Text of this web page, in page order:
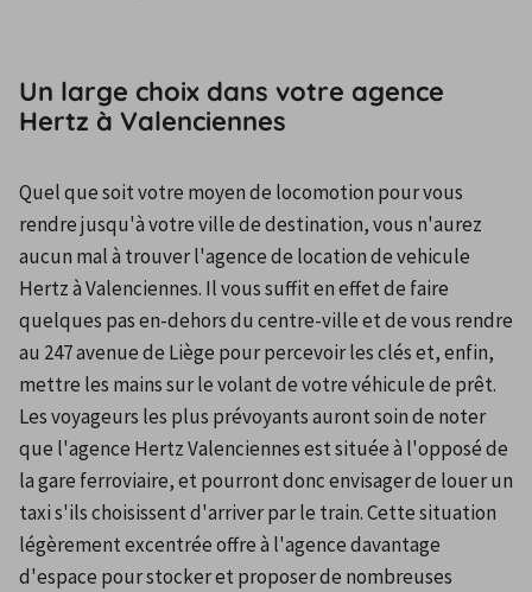
Un large choix dans votre agence
Hertz à Valenciennes
Quel que soit votre moyen de locomotion pour vous
rendre jusqu'à votre ville de destination, vous n'aurez
aucun mal à trouver l'agence de location de vehicule
Hertz à Valenciennes. Il vous suffit en effet de faire
quelques pas en-dehors du centre-ville et de vous rendre
au 247 avenue de Liège pour percevoir les clés et, enfin,
mettre les mains sur le volant de votre véhicule de prêt.
Les voyageurs les plus prévoyants auront soin de noter
que l'agence Hertz Valenciennes est située à l'opposé de
la gare ferroviaire, et pourront donc envisager de louer un
taxi s'ils choisissent d'arriver par le train. Cette situation
légèrement excentrée offre à l'agence davantage
d'espace pour stocker et proposer de nombreuses